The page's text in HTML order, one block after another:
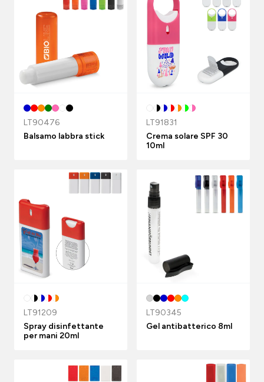
LT90476
Balsamo labbra stick
LT91831
Crema solare SPF 30
10ml
LT91209
Spray disinfettante
per mani 20ml
LT90345
Gel antibatterico 8ml